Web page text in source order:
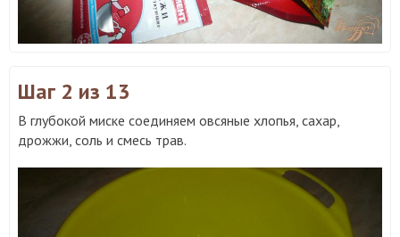
Шаг 2 из 13
В глубокой миске соединяем овсяные хлопья, сахар,
дрожжи, соль и смесь трав.